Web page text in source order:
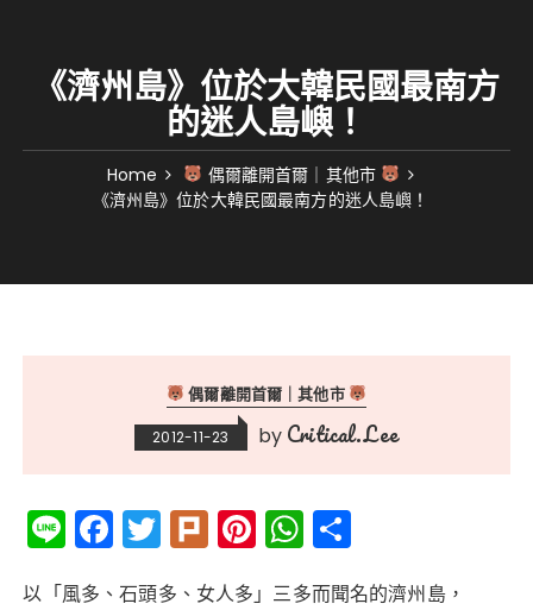
《濟州島》位於大韓民國最南方
的迷人島嶼！
Home
偶爾離開首爾｜其他市
《濟州島》位於大韓民國最南方的迷人島嶼！
偶爾離開首爾｜其他市
2012-11-23 by Critical.Lee
Li
n
F
a
T
w
Pl
ur
Pi
n
W
h
以「風多、石頭多、女人多」三多而聞名的濟州島，